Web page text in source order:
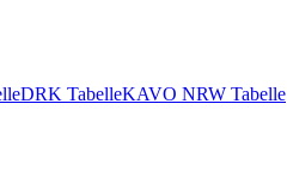
DRK TabelleKAVO NRW Tabelle